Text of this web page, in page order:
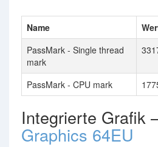
Name
PassMark - Single thread
mark
PassMark - CPU mark
Integrierte Grafik
Graphics 64EU